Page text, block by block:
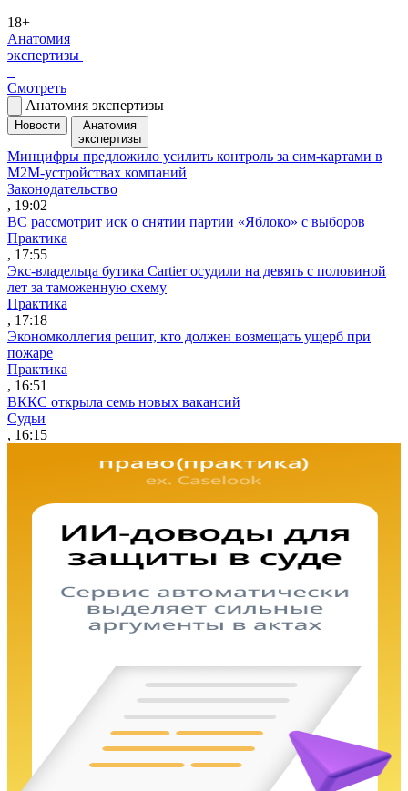
18+
Анатомия
экспертизы
Смотреть
Анатомия экспертизы
Новости
Анатомия
экспертизы
Минцифры предложило усилить контроль за сим-картами в
M2M-устройствах компаний
Законодательство
, 19:02
ВС рассмотрит иск о снятии партии «Яблоко» с выборов
Практика
, 17:55
Экс-владельца бутика Cartier осудили на девять с половиной
лет за таможенную схему
Практика
, 17:18
Экономколлегия решит, кто должен возмещать ущерб при
пожаре
Практика
, 16:51
ВККС открыла семь новых вакансий
Судьи
, 16:15